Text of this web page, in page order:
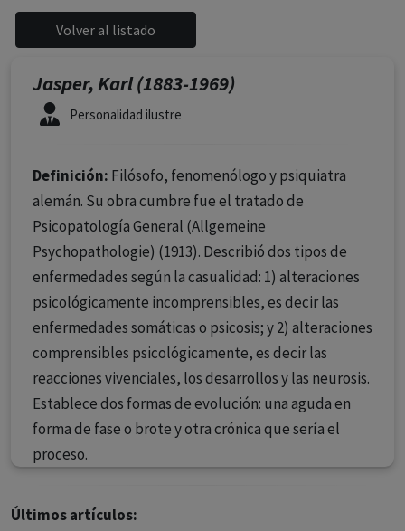
Jasper, Karl (1883-1969)
Personalidad ilustre
Definición: Filósofo, fenomenólogo y psiquiatra
alemán. Su obra cumbre fue el tratado de
Psicopatología General (Allgemeine
Psychopathologie) (1913). Describió dos tipos de
enfermedades según la casualidad: 1) alteraciones
psicológicamente incomprensibles, es decir las
enfermedades somáticas o psicosis; y 2) alteraciones
comprensibles psicológicamente, es decir las
reacciones vivenciales, los desarrollos y las neurosis.
Establece dos formas de evolución: una aguda en
forma de fase o brote y otra crónica que sería el
proceso.
Últimos artículos: